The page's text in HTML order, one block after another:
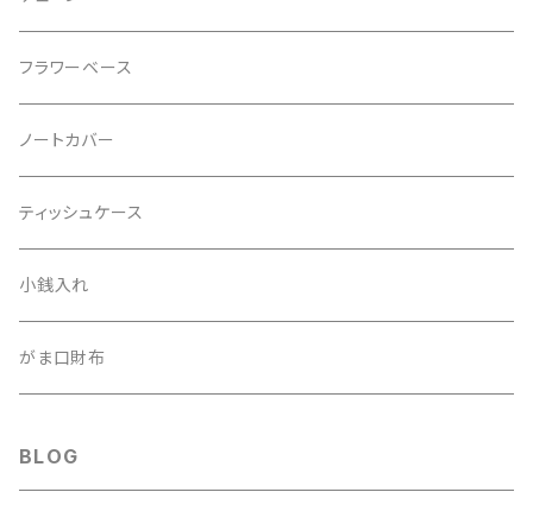
フラワーベース
ノートカバー
ティッシュケース
小銭入れ
がま口財布
BLOG